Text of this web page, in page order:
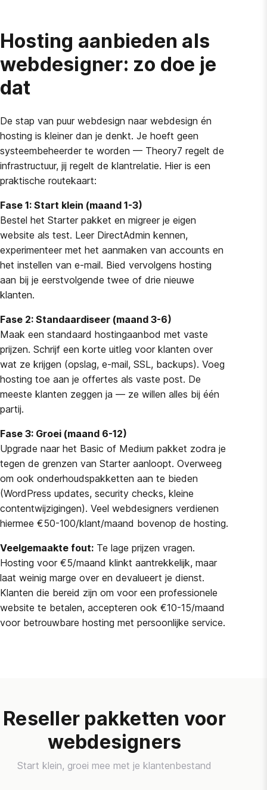
Hosting aanbieden als
webdesigner: zo doe je
dat
De stap van puur webdesign naar webdesign én
hosting is kleiner dan je denkt. Je hoeft geen
systeembeheerder te worden — Theory7 regelt de
infrastructuur, jij regelt de klantrelatie. Hier is een
praktische routekaart:
Fase 1: Start klein (maand 1-3)
Bestel het Starter pakket en migreer je eigen
website als test. Leer DirectAdmin kennen,
experimenteer met het aanmaken van accounts en
het instellen van e-mail. Bied vervolgens hosting
aan bij je eerstvolgende twee of drie nieuwe
klanten.
Fase 2: Standaardiseer (maand 3-6)
Maak een standaard hostingaanbod met vaste
prijzen. Schrijf een korte uitleg voor klanten over
wat ze krijgen (opslag, e-mail, SSL, backups). Voeg
hosting toe aan je offertes als vaste post. De
meeste klanten zeggen ja — ze willen alles bij één
partij.
Fase 3: Groei (maand 6-12)
Upgrade naar het Basic of Medium pakket zodra je
tegen de grenzen van Starter aanloopt. Overweeg
om ook onderhoudspakketten aan te bieden
(WordPress updates, security checks, kleine
contentwijzigingen). Veel webdesigners verdienen
hiermee €50-100/klant/maand bovenop de hosting.
Veelgemaakte fout: Te lage prijzen vragen.
Hosting voor €5/maand klinkt aantrekkelijk, maar
laat weinig marge over en devalueert je dienst.
Klanten die bereid zijn om voor een professionele
website te betalen, accepteren ook €10-15/maand
voor betrouwbare hosting met persoonlijke service.
Reseller pakketten voor
webdesigners
Start klein, groei mee met je klantenbestand